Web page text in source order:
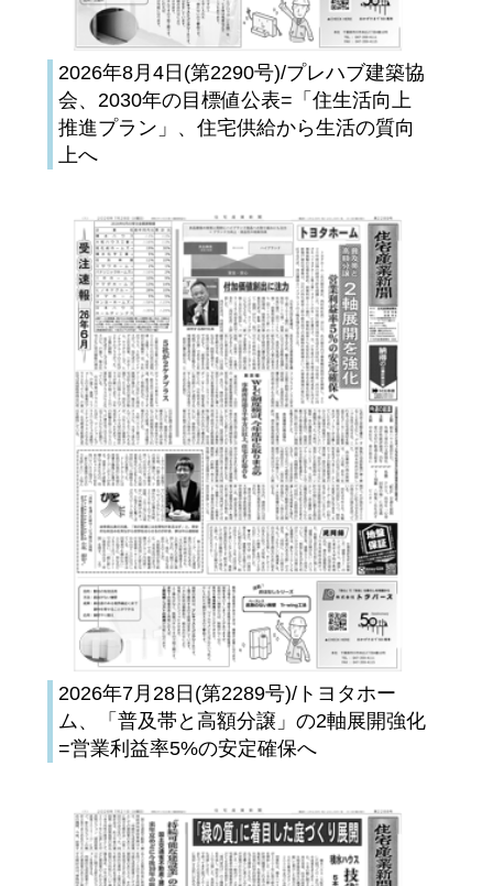
2026年8月4日(第2290号)/プレハブ建築協
会、2030年の目標値公表=「住生活向上
推進プラン」、住宅供給から生活の質向
上へ
2026年7月28日(第2289号)/トヨタホー
ム、「普及帯と高額分譲」の2軸展開強化
=営業利益率5%の安定確保へ